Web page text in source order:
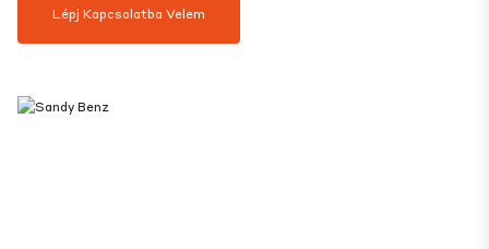
Lépj Kapcsolatba Velem